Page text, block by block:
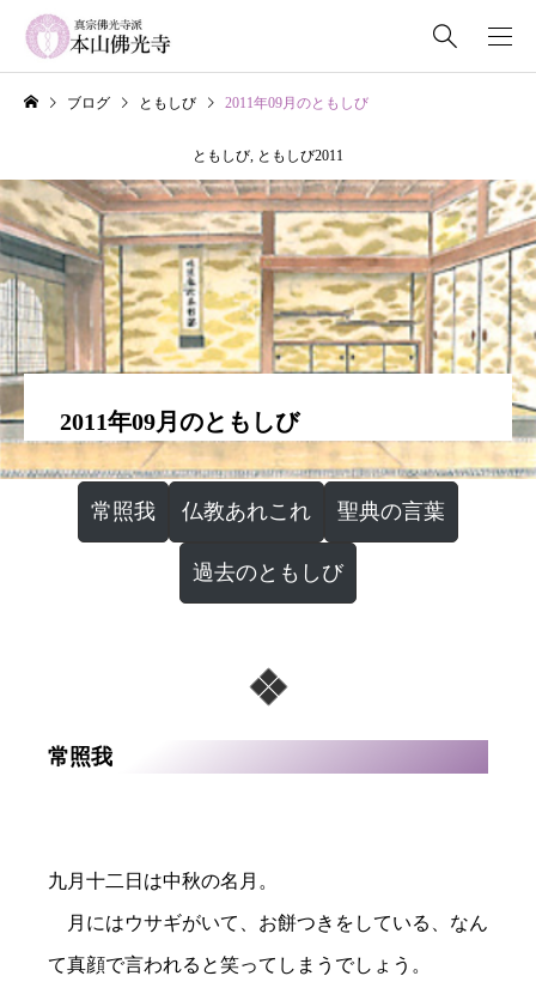
ブログ ともしび 2011年09月のともしび
ともしび, ともしび2011
2011年09月のともしび
常照我 仏教あれこれ 聖典の言葉
過去のともしび
常照我
九月十二日は中秋の名月。
月にはウサギがいて、お餅つきをしている、なん
て真顔で言われると笑ってしまうでしょう。